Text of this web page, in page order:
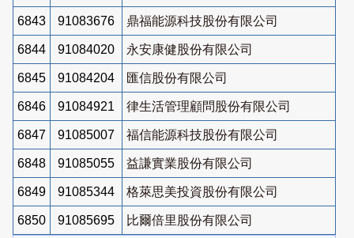
6843 91083676 鼎福能源科技股份有限公司
6844 91084020 永安康健股份有限公司
6845 91084204 匯信股份有限公司
6846 91084921 律生活管理顧問股份有限公司
6847 91085007 福信能源科技股份有限公司
6848 91085055 益謙實業股份有限公司
6849 91085344 格萊思美投資股份有限公司
6850 91085695
比爾倍里股份有限公司